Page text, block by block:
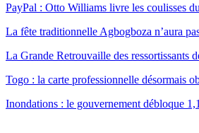
PayPal : Otto Williams livre les coulisses
La fête traditionnelle Agbogboza n’aura
La Grande Retrouvaille des
Togo : la carte professionnelle désormais
Inondations : le gouvernement débloque